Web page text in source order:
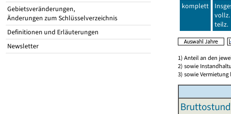
Gebietsveränderungen,
Änderungen zum Schlüsselverzeichnis
Definitionen und Erläuterungen
Newsletter
komplett
teilz.
1) Anteil an den
2) sowie
3) sowie